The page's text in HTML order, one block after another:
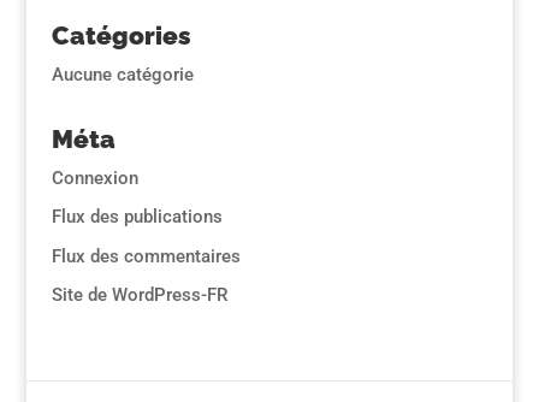
Catégories
Aucune catégorie
Méta
Connexion
Flux des publications
Flux des commentaires
Site de WordPress-FR